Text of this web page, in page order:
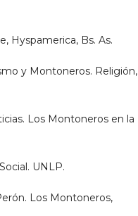
Hyspamerica, Bs. As.
y Montoneros. Religión,
Los Montoneros en la
UNLP.
Los Montoneros,